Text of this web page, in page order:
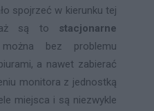
spojrzeć w kierunku tej
są to stacjonarne
bez problemu
a nawet zabierać
monitora z jednostką
miejsca i są niezwykle